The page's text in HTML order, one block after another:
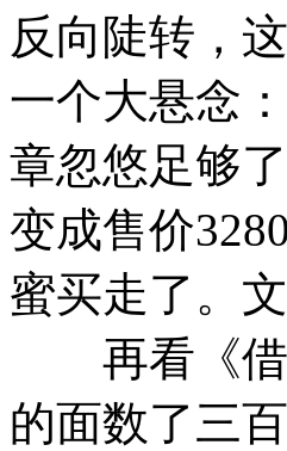
反向陡转，
一个大悬念
章忽悠足够
变成售价
蜜买走了。
再看《借
的面数了三